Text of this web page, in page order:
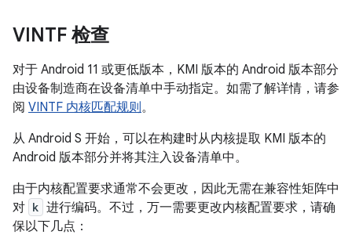
VINTF 检查
对于 Android 11 或更低版本，KMI 版本的 Android 版本部分
由设备制造商在设备清单中手动指定。如需了解详情，请参
阅 VINTF 内核匹配规则。
从 Android S 开始，可以在构建时从内核提取 KMI 版本的
Android 版本部分并将其注入设备清单中。
由于内核配置要求通常不会更改，因此无需在兼容性矩阵中
对 k 进行编码。不过，万一需要更改内核配置要求，请确
保以下几点：